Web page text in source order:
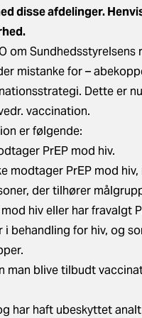
disse afdelinger.
om Sundhedsstyrelsens
mistanke for –
Dette er
vaccination.
er følgende:
PrEP mod hiv.
modtager PrEP mod
der tilhører
hiv eller har fravalgt
behandling for hiv, og
man blive tilbudt
har haft ubeskyttet